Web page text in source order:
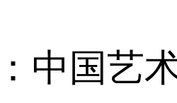
国艺术